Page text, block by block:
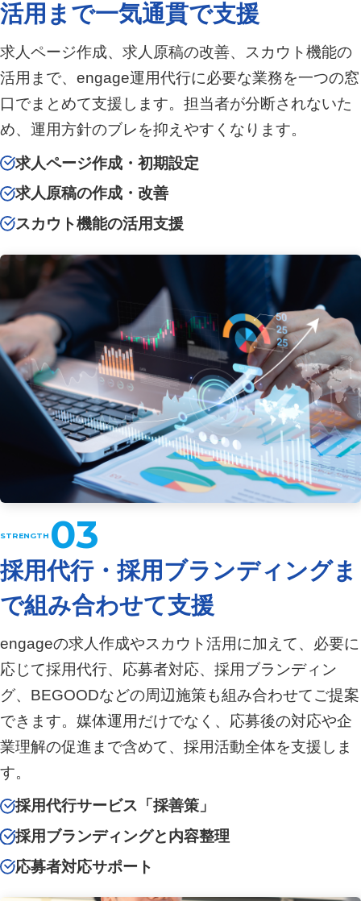
活用まで一気通貫で支援
求人ページ作成、求人原稿の改善、スカウト機能の
活用まで、engage運用代行に必要な業務を一つの窓
口でまとめて支援します。担当者が分断されないた
め、運用方針のブレを抑えやすくなります。
求人ページ作成・初期設定
求人原稿の作成・改善
スカウト機能の活用支援
03
採用代行・採用ブランディングま
で組み合わせて支援
engageの求人作成やスカウト活用に加えて、必要に
応じて採用代行、応募者対応、採用ブランディン
グ、BEGOODなどの周辺施策も組み合わせてご提案
できます。媒体運用だけでなく、応募後の対応や企
業理解の促進まで含めて、採用活動全体を支援しま
す。
採用代行サービス「採善策」
採用ブランディングと内容整理
応募者対応サポート